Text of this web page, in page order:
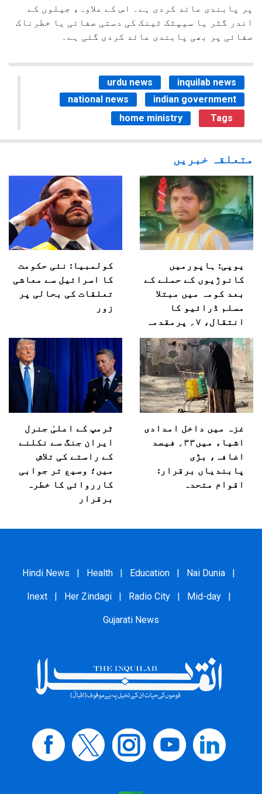
پر پابندی عائد کردی ہے۔ اس کے علاوہ، جیلوں کے
اندر گٹر یا سیپٹک ٹینک کی دستی صفائی یا خطرناک
صفائی پر بھی پابندی عائد کردی گئی ہے۔
urdu news
inquilab news
national news
indian government
home ministry
Tags
متعلقہ خبریں
یوپی: ہاپورمیں
کانوڑیوں کے حملے کے
بعد کومہ میں مبتلا
مسلم ڈرائیو کا
انتقال، ۷؍ پرمقدمہ
کولمبیا: نئی حکومت
کا اسرائیل سے معاشی
تعلقات کی بحالی پر
زور
غزہ میں داخل امدادی
اشیاء میں۳۳؍ فیصد
اضافہ، بڑی
پابندیاں برقرار:
اقوام متحدہ
ٹرمپ کے اعلیٰ جنرل
ایران جنگ سے نکلنے
کے راستے کی تلاش
میں؛ وسیع تر جوابی
کارروائی کا خطرہ
برقرار
Hindi News | Health | Education | Nai Dunia |
Inext | Her Zindagi | Radio City | Mid-day |
Gujarati News